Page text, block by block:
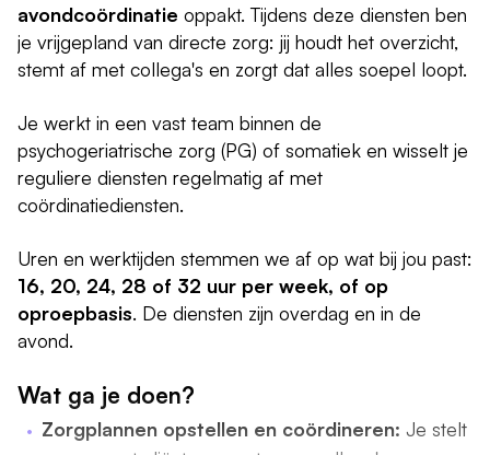
avondcoördinatie oppakt. Tijdens deze diensten ben
je vrijgepland van directe zorg: jij houdt het overzicht,
stemt af met collega's en zorgt dat alles soepel loopt.
Je werkt in een vast team binnen de
psychogeriatrische zorg (PG) of somatiek en wisselt je
reguliere diensten regelmatig af met
coördinatiediensten.
Uren en werktijden stemmen we af op wat bij jou past:
16, 20, 24, 28 of 32 uur per week, of op
oproepbasis. De diensten zijn overdag en in de
avond.
Wat ga je doen?
Zorgplannen opstellen en coördineren: Je stelt